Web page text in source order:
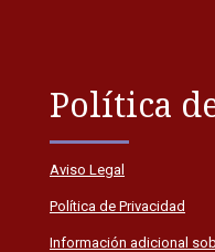
Política
Aviso Legal
Política de Privacidad
Información adicional